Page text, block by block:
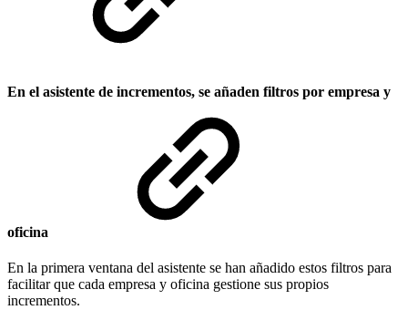
En el asistente de incrementos, se añaden filtros por empresa y
oficina
En la primera ventana del asistente se han añadido estos filtros para
facilitar que cada empresa y oficina gestione sus propios
incrementos.